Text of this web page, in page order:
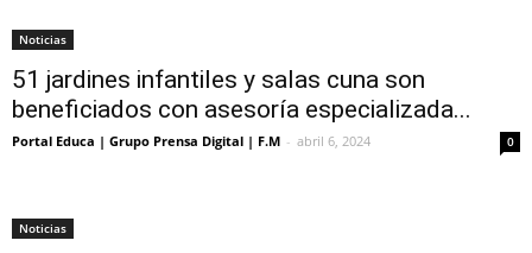
Noticias
51 jardines infantiles y salas cuna son
beneficiados con asesoría especializada...
Portal Educa | Grupo Prensa Digital | F.M - abril 6, 2024 0
Noticias